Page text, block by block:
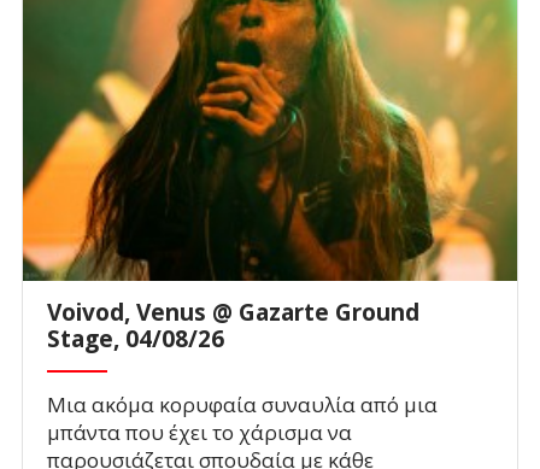
Voivod, Venus @ Gazarte Ground
Stage, 04/08/26
Μια ακόμα κορυφαία συναυλία από μια
μπάντα που έχει το χάρισμα να
παρουσιάζεται σπουδαία με κάθε